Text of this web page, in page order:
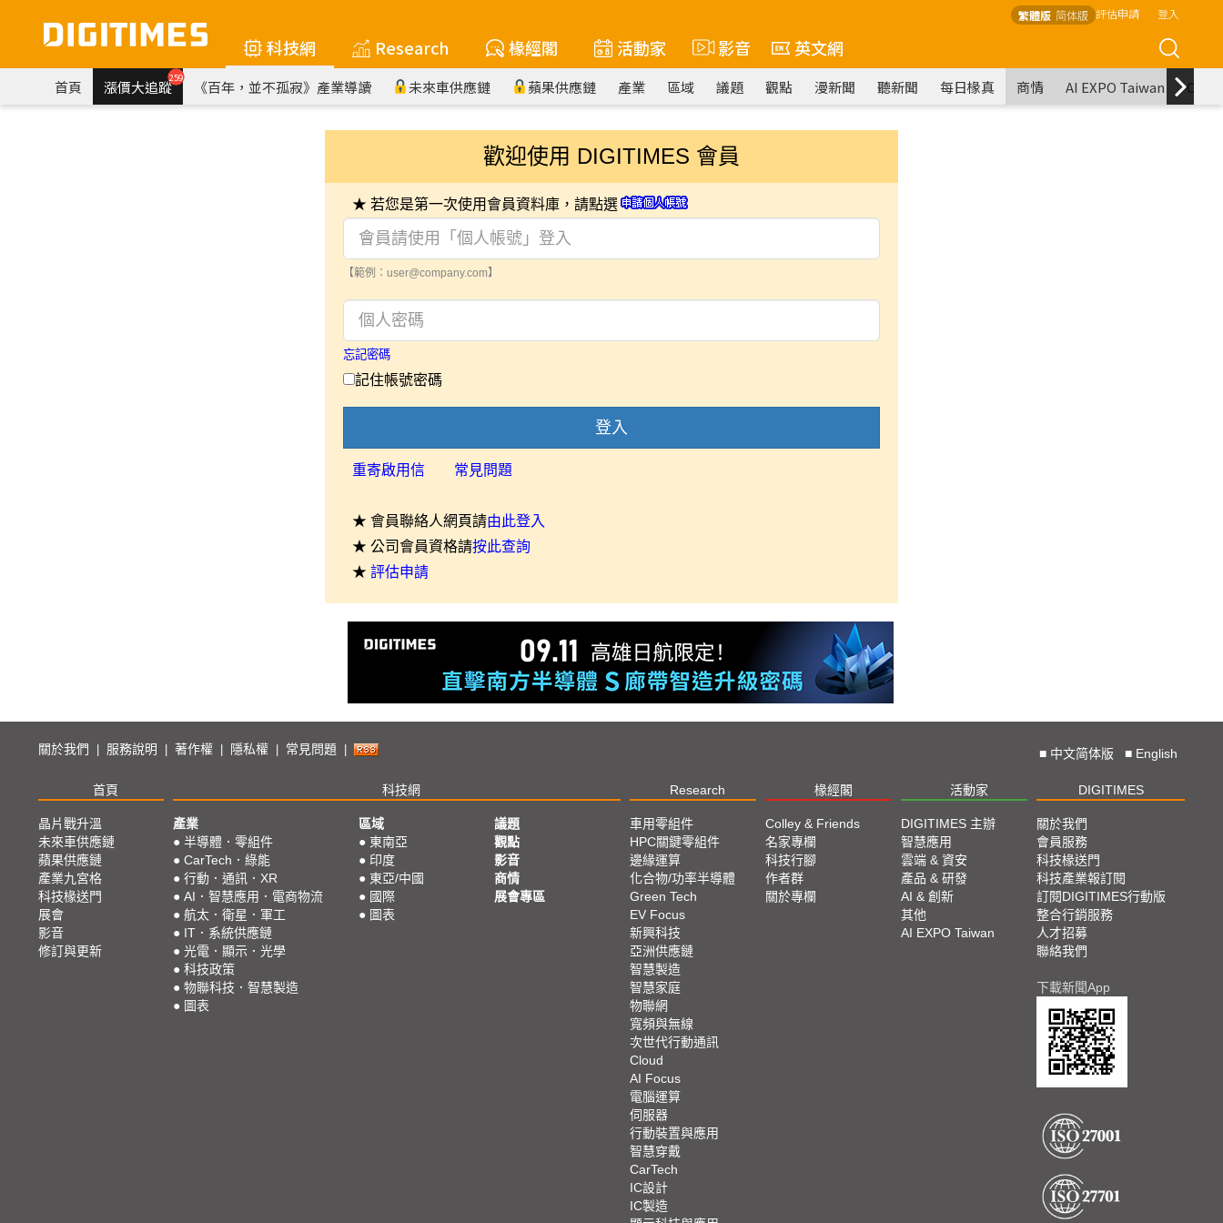
繁體版 简体版 評估申請 登入
科技網 Research 椽經閣 活動家 影音 英文網
首頁 漲價大追蹤259 《百年，並不孤寂》產業導讀 未來車供應鏈 蘋果供應鏈 產業 區域 議題 觀點 漫新聞 聽新聞 每日椽真 商情 AI EXPO Taiwan
歡迎使用 DIGITIMES 會員
★ 若您是第一次使用會員資料庫，請點選
【範例：user@company.com】
忘記密碼
記住帳號密碼
登入
重寄啟用信 常見問題
★ 會員聯絡人網頁請由此登入
★ 公司會員資格請按此查詢
★ 評估申請
關於我們 服務說明 著作權 隱私權 常見問題 ■ 中文简体版 ■ English
首頁 科技網 Research 椽經閣 活動家 DIGITIMES
晶片戰升溫
未來車供應鏈
蘋果供應鏈
產業九宮格
科技椽送門
展會
影音
修訂與更新
產業
● 半導體．零組件
● CarTech．綠能
● 行動．通訊．XR
● AI．智慧應用．電商物流
● 航太．衛星．軍工
● IT．系統供應鏈
● 光電．顯示．光學
● 科技政策
● 物聯科技．智慧製造
● 圖表
區域
● 東南亞
● 印度
● 東亞/中國
● 國際
● 圖表
議題
觀點
影音
商情
展會專區
車用零組件
HPC關鍵零組件
邊緣運算
化合物/功率半導體
Green Tech
EV Focus
新興科技
亞洲供應鏈
智慧製造
智慧家庭
物聯網
寬頻與無線
次世代行動通訊
Cloud
AI Focus
電腦運算
伺服器
行動裝置與應用
智慧穿戴
CarTech
IC設計
IC製造
Colley & Friends
名家專欄
科技行腳
作者群
關於專欄
DIGITIMES 主辦
智慧應用
雲端 & 資安
產品 & 研發
AI & 創新
其他
AI EXPO Taiwan
關於我們
會員服務
科技椽送門
科技產業報訂閱
訂閱DIGITIMES行動版
整合行銷服務
人才招募
聯絡我們
下載新聞App